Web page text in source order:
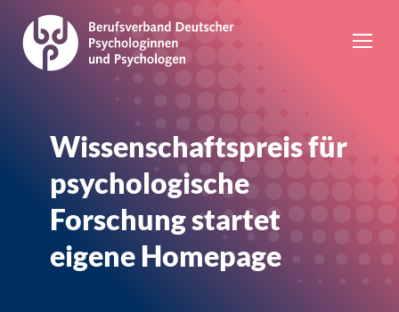
Wissenschaftspreis für
psychologische
Forschung startet
eigene Homepage